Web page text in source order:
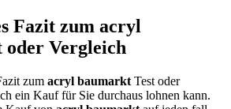
Fazit zum acryl
oder Vergleich
zum acryl baumarkt Test oder
ein Kauf für Sie durchaus lohnen kann.